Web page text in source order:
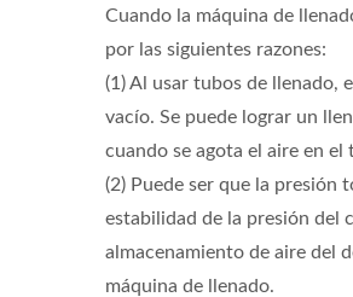
Cuando la máquina de
por las siguientes razones:
(1) Al usar tubos de llenado,
vacío. Se puede lograr un
cuando se agota el aire en el
(2) Puede ser que la presión
estabilidad de la presión del
almacenamiento de aire del
máquina de llenado.